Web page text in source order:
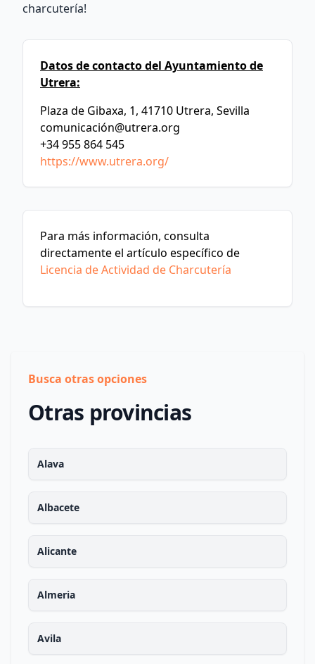
charcutería!
Datos de contacto del Ayuntamiento de
Utrera:
Plaza de Gibaxa, 1, 41710 Utrera, Sevilla
comunicación@utrera.org
+34 955 864 545
https://www.utrera.org/
Para más información, consulta
directamente el artículo específico de
Licencia de Actividad de Charcutería
Busca otras opciones
Otras provincias
Alava
Albacete
Alicante
Almeria
Avila